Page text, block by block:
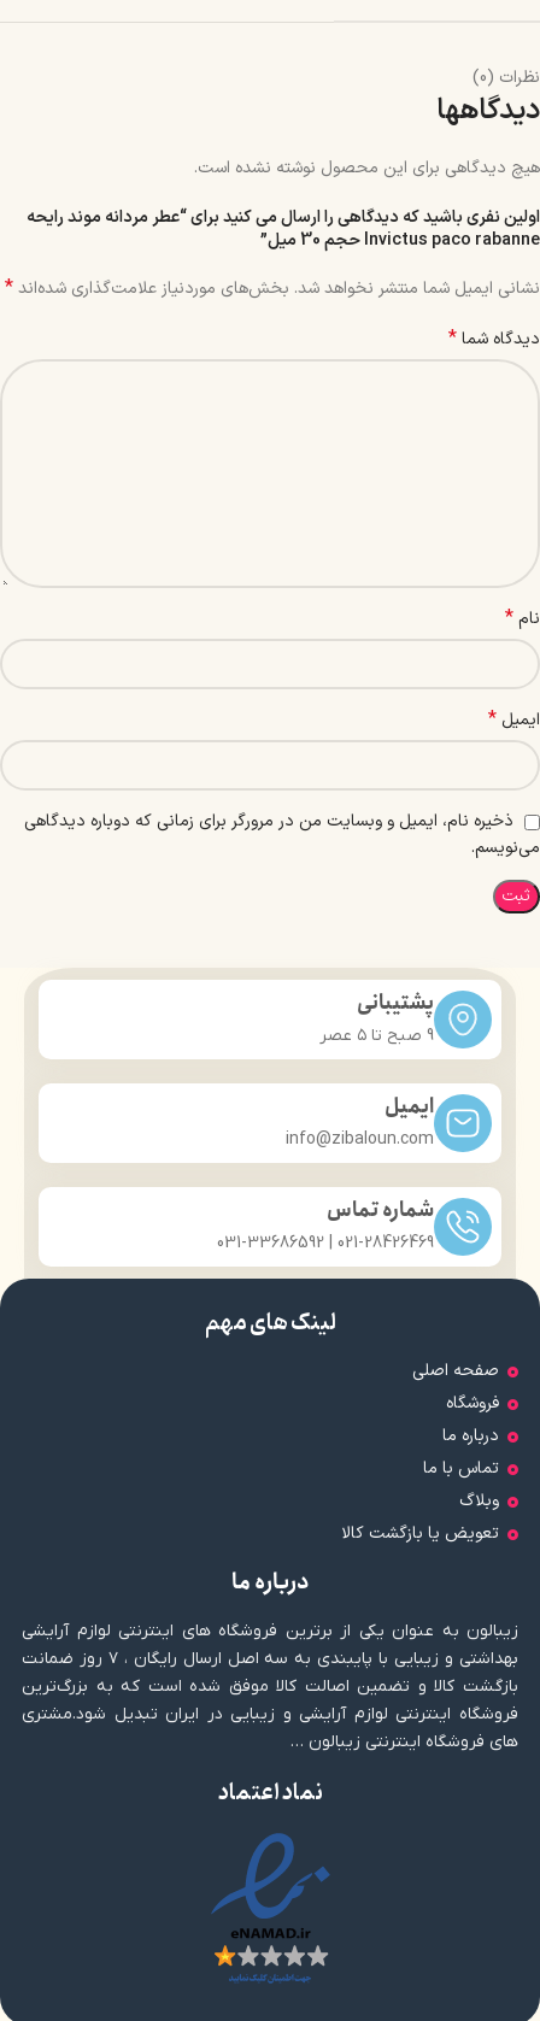
نظرات (0)
دیدگاهها
هیچ دیدگاهی برای این محصول نوشته نشده است.
اولین نفری باشید که دیدگاهی را ارسال می کنید برای “عطر مردانه موند رایحه
Invictus paco rabanne حجم 30 میل”
نشانی ایمیل شما منتشر نخواهد شد. بخش‌های موردنیاز علامت‌گذاری شده‌اند*
دیدگاه شما*
نام*
ایمیل *
ذخیره نام، ایمیل و وبسایت من در مرورگر برای زمانی که دوباره دیدگاهی
می‌نویسم.
پشتیبانی
9 صبح تا ۵ عصر
ایمیل
info@zibaloun.com
شماره تماس
021-28426469 | 031-33686592
لینک های مهم
صفحه اصلی
فروشگاه
درباره ما
تماس با ما
وبلاگ
تعویض یا بازگشت کالا
درباره ما
زیبالون به عنوان یکی از برترین فروشگاه های اینترنتی لوازم آرایشی
بهداشتی و زیبایی با پایبندی به سه اصل ارسال رایگان ، ۷ روز ضمانت
بازگشت کالا و تضمین اصالت کالا موفق شده است که به بزرگ‌ترین
فروشگاه اینترنتی لوازم آرایشی و زیبایی در ایران تبدیل شود.مشتری
های فروشگاه اینترنتی زیبالون …
نماد اعتماد